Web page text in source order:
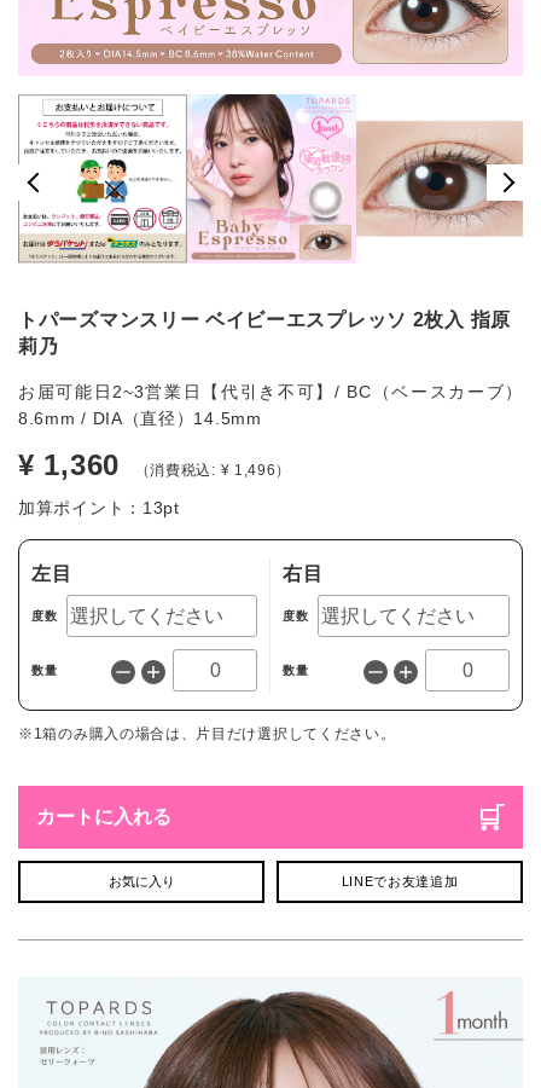
トパーズマンスリー ベイビーエスプレッソ 2枚入 指原
莉乃
お届可能日2~3営業日【代引き不可】/ BC（ベースカーブ）
8.6mm / DIA（直径）14.5mm
¥ 1,360 （消費税込: ¥ 1,496）
加算ポイント： 13pt
左目
度数
数量
右目
度数
数量
※1箱のみ購入の場合は、片目だけ選択してください。
カートに入れる
お気に入り LINEでお友達追加